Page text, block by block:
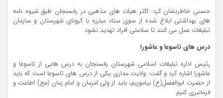
حسنی خاطرنشان کرد: اکثر هیات های مذهبی در رفسنجان طبق شیوه نامه
های بهداشتی ابلاغ شده از سوی ستاد مبارزه با کرونای شهرستان و سازمان
تبلیغات عمل می کنند تا سلامتی افراد تهدید نشود.
درس های تاسوعا و عاشورا
رئیس اداره تبلیغات اسلامی شهرستان رفسنجان به درس هایی از تاسوعا و
عاشورا اشاره کرد و گفت: ولایت مداری یکی از درس های تاسوعا است که باید
از حضرت ابوالفضل(ع) بیاموزیم، باید از ولی امرمان و امام زمان (عج) اطاعت و
فرمانبری کنیم.